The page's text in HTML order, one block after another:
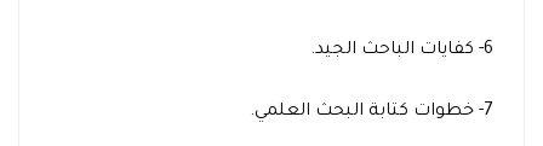
6- كفايات الباحث الجيد.
7- خطوات كتابة البحث العلمي.